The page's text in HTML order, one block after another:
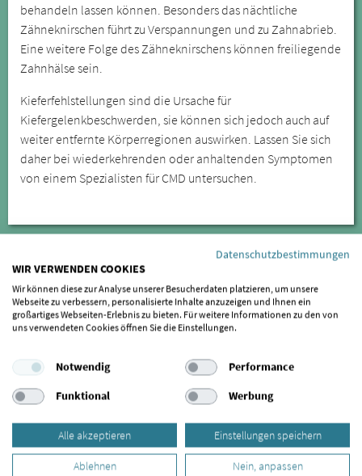
behandeln lassen können. Besonders das nächtliche
Zähneknirschen führt zu Verspannungen und zu Zahnabrieb.
Eine weitere Folge des Zähneknirschens können freiliegende
Zahnhälse sein.
Kieferfehlstellungen sind die Ursache für
Kiefergelenkbeschwerden, sie können sich jedoch auch auf
weiter entfernte Körperregionen auswirken. Lassen Sie sich
daher bei wiederkehrenden oder anhaltenden Symptomen
von einem Spezialisten für CMD untersuchen.
Datenschutzbestimmungen
WIR VERWENDEN COOKIES
Wir können diese zur Analyse unserer Besucherdaten platzieren, um unsere
Webseite zu verbessern, personalisierte Inhalte anzuzeigen und Ihnen ein
großartiges Webseiten-Erlebnis zu bieten. Für weitere Informationen zu den von
uns verwendeten Cookies öffnen Sie die Einstellungen.
Notwendig
Performance
Funktional
Werbung
Alle akzeptieren Einstellungen speichern
Ablehnen Nein, anpassen